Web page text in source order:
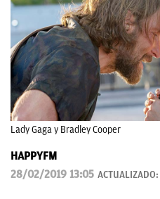
Lady Gaga y Bradley Cooper
HAPPYFM
28/02/2019 13:05 ACTUALIZADO: